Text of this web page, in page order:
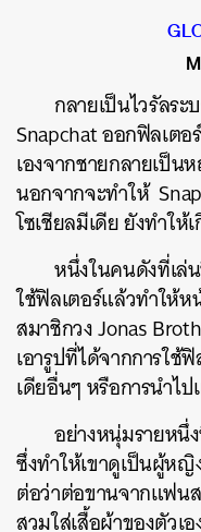
กลายเป็นไวรัลระ
Snapchat ออกฟิลเต
เองจากชายกลายเป็
นอกจากจะทำให้
โซเชียลมีเดีย ยังทำใ
หนึ่งในคนดังที่เล่
ใช้ฟิลเตอร์แล้วทำให้ห
สมาชิกวง Jonas
เอารูปที่ได้จากการใช้
เดียอื่นๆ หรือการนำไ
อย่างหนุ่มรายหนึ่
ซึ่งทำให้เขาดูเป็นผู้ห
ต่อว่าต่อขานจากแฟน
สวมใส่เสื้อผ้าของตัวเ